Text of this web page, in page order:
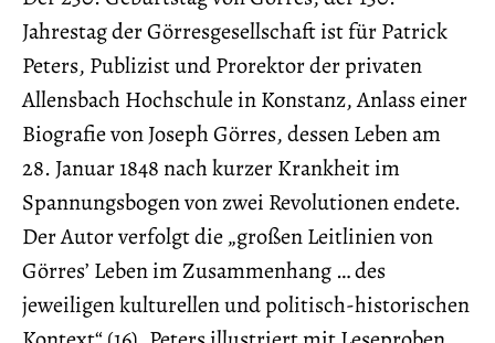
Jahrestag der Görresgesellschaft ist für Patrick
Peters, Publizist und Prorektor der privaten
Allensbach Hochschule in Konstanz, Anlass einer
Biografie von Joseph Görres, dessen Leben am
28. Januar 1848 nach kurzer Krankheit im
Spannungsbogen von zwei Revolutionen endete.
Der Autor verfolgt die „großen Leitlinien von
Görres’ Leben im Zusammenhang … des
jeweiligen kulturellen und politisch-historischen